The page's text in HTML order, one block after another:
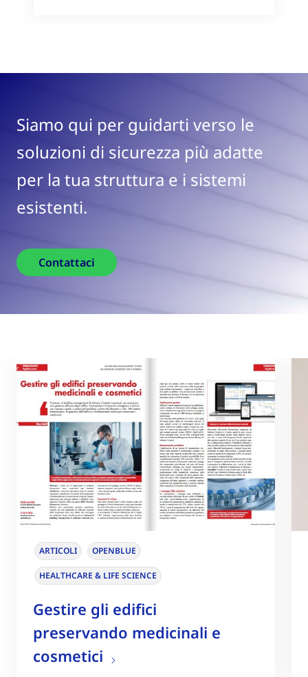
Siamo qui per guidarti verso le
soluzioni di sicurezza più adatte
per la tua struttura e i sistemi
esistenti.
Contattaci
ARTICOLI OPENBLUE
HEALTHCARE & LIFE SCIENCE
Gestire gli edifici
preservando medicinali e
cosmetici